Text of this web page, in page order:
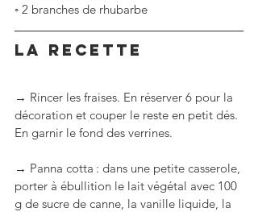
◦ 2 branches de rhubarbe
LA RECETTE
→ Rincer les fraises. En réserver 6 pour la
décoration et couper le reste en petit dés.
En garnir le fond des verrines.
→ Panna cotta : dans une petite casserole,
porter à ébullition le lait végétal avec 100
g de sucre de canne, la vanille liquide, la